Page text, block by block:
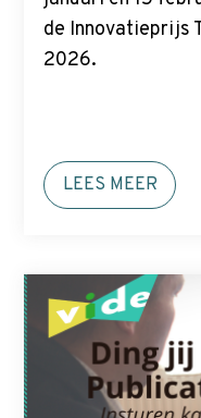
de Innovatieprijs
2026.
LEES MEER